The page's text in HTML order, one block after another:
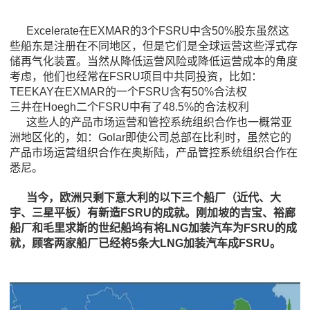
Excelerate在EXMAR的3个FSRU中含50%股东虽然这
些船东是注册在不同地区，但是它们是全球运营这些浮式存
储再气化装置。当然从降低运营风险或降低运营成本的角度
考虑，他们也经常在FSRU项目中共同投资，比如：
TEEKAY在EXMAR的一个FSRU含有50%合法权
三井在Hoegh二个FSRU中有了48.5%的合法权利
这些人的产品市场运营和管控系统组织合作也一概常亚
洲地区化的，如：Golar即使公司总部在比利时，虽然它的
产品市场运营组织合作在奥斯陆，产品管控系统组织合作在
悉尼。
当今，欧洲只剩下意大利的以下三个船厂（近代、大
宇、三星平板）有新造FSRU的成就。刚加坡的吉宝、裕廊
船厂和毛里求斯的世纪船坞有将LNG加装汽车为FSRU的成
就，顾客两家船厂已经将5条大LNG加装汽车成FSRU。